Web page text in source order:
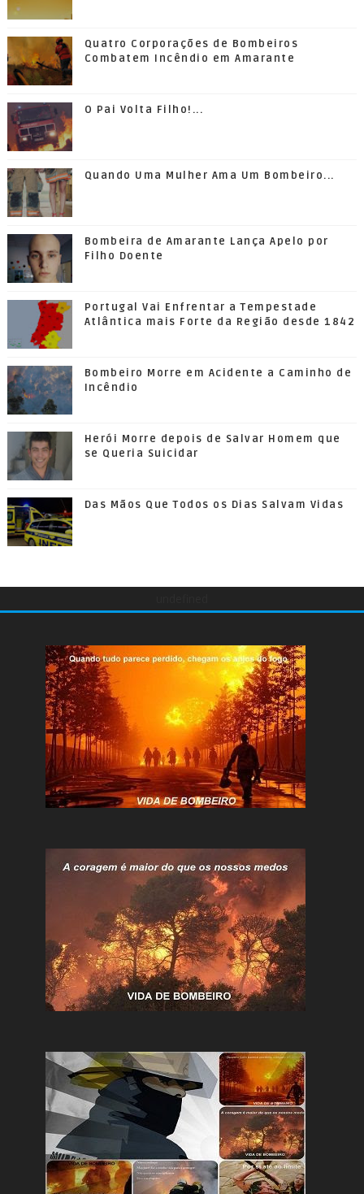
Quatro Corporações de Bombeiros
Combatem Incêndio em Amarante
O Pai Volta Filho!...
Quando Uma Mulher Ama Um Bombeiro...
Bombeira de Amarante Lança Apelo por
Filho Doente
Portugal Vai Enfrentar a Tempestade
Atlântica mais Forte da Região desde 1842
Bombeiro Morre em Acidente a Caminho de
Incêndio
Herói Morre depois de Salvar Homem que
se Queria Suicidar
Das Mãos Que Todos os Dias Salvam Vidas